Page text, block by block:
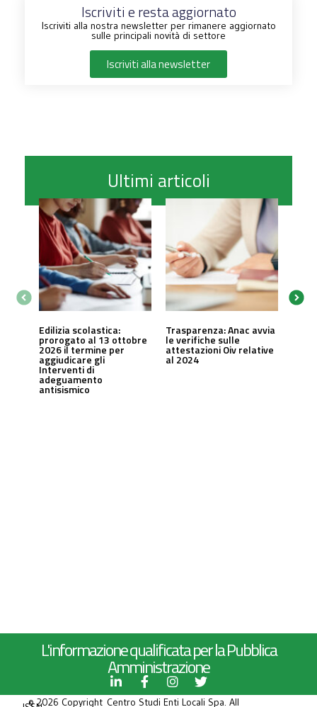
Iscriviti e resta aggiornato
Iscriviti alla nostra newsletter per rimanere aggiornato
sulle principali novità di settore
Iscriviti alla newsletter
Ultimi articoli
Edilizia scolastica:
prorogato al 13 ottobre
2026 il termine per
aggiudicare gli
Interventi di
adeguamento
antisismico
Trasparenza: Anac avvia
le verifiche sulle
attestazioni Oiv relative
al 2024
L'informazione qualificata per la Pubblica
Amministrazione
© 2026 Copyright Centro Studi Enti Locali Spa. All